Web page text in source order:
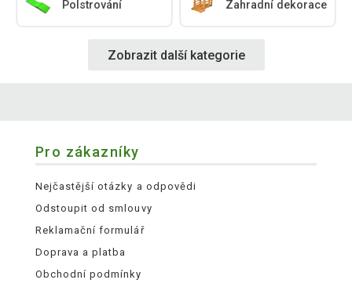
Polstrování Zahradní dekorace
Zobrazit další kategorie
Pro zákazníky
Nejčastější otázky a odpovědi
Odstoupit od smlouvy
Reklamační formulář
Doprava a platba
Obchodní podmínky